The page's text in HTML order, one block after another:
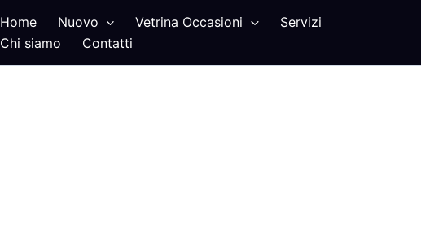
Home Nuovo Vetrina Occasioni
Servizi
Chi siamo
Contatti